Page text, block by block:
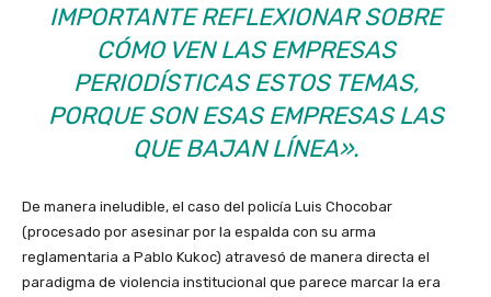
IMPORTANTE REFLEXIONAR SOBRE
CÓMO VEN LAS EMPRESAS
PERIODÍSTICAS ESTOS TEMAS,
PORQUE SON ESAS EMPRESAS LAS
QUE BAJAN LÍNEA».
De manera ineludible, el caso del policía Luis Chocobar
(procesado por asesinar por la espalda con su arma
reglamentaria a Pablo Kukoc) atravesó de manera directa el
paradigma de violencia institucional que parece marcar la era